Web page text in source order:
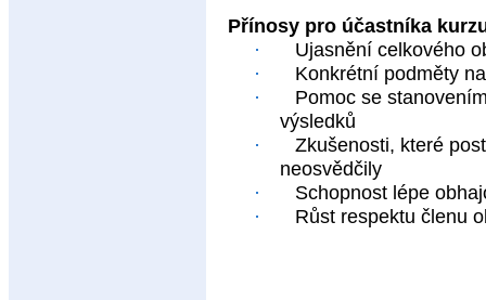
Přínosy pro účastníka
·
Ujasnění celkového
·
Konkrétní podměty
·
Pomoc se
výsledků
·
Zkušenosti, které
neosvědčily
·
Schopnost lépe
·
Růst respektu členu